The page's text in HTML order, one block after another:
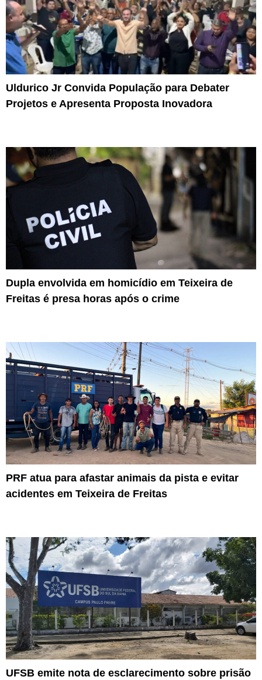
Uldurico Jr Convida População para Debater
Projetos e Apresenta Proposta Inovadora
Dupla envolvida em homicídio em Teixeira de
Freitas é presa horas após o crime
PRF atua para afastar animais da pista e evitar
acidentes em Teixeira de Freitas
UFSB emite nota de esclarecimento sobre prisão